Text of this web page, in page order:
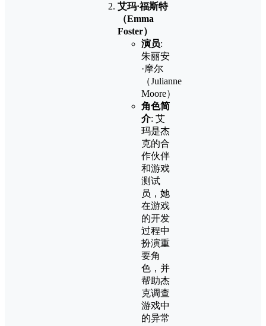
艾玛·福斯特
（Emma
Foster）
演员:
朱丽安
·摩尔
（Julianne
Moore）
角色简
介: 艾
玛是杰
克的合
作伙伴
和游戏
测试
员，她
在游戏
的开发
过程中
扮演重
要角
色，并
帮助杰
克调查
游戏中
的异常